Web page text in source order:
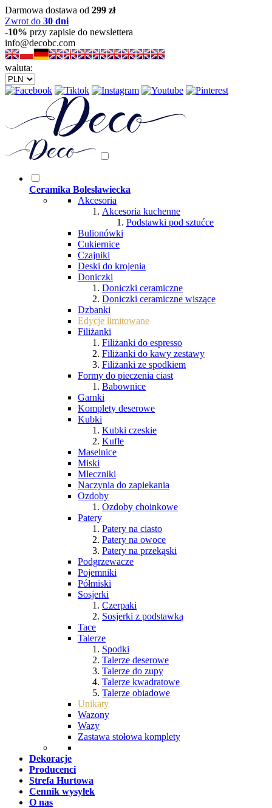
Darmowa dostawa od 299 zł
Zwrot do 30 dni
-10% przy zapisie do newslettera
info@decobc.com
waluta:
Ceramika Bolesławiecka
Akcesoria
Akcesoria kuchenne
Podstawki pod sztućce
Bulionówki
Cukiernice
Czajniki
Deski do krojenia
Doniczki
Doniczki ceramiczne
Doniczki ceramiczne wiszące
Dzbanki
Edycje limitowane
Filiżanki
Filiżanki do espresso
Filiżanki do kawy zestawy
Filiżanki ze spodkiem
Formy do pieczenia ciast
Babownice
Garnki
Komplety deserowe
Kubki
Kubki czeskie
Kufle
Maselnice
Miski
Mleczniki
Naczynia do zapiekania
Ozdoby
Ozdoby choinkowe
Patery
Patery na ciasto
Patery na owoce
Patery na przekąski
Podgrzewacze
Pojemniki
Półmiski
Sosjerki
Czerpaki
Sosjerki z podstawką
Tace
Talerze
Spodki
Talerze deserowe
Talerze do zupy
Talerze kwadratowe
Talerze obiadowe
Unikaty
Wazony
Wazy
Zastawa stołowa komplety
Dekoracje
Producenci
Strefa Hurtowa
Cennik wysyłek
O nas